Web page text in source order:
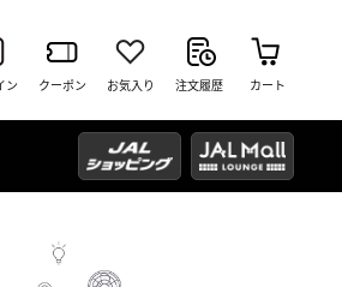
ン クーポン お気入り 注文履歴 カート